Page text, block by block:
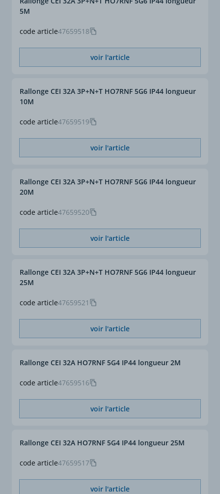
code article47659518
5M
voir l'article
code article47659519
Rallonge CEI 32A 3P+N+T HO7RNF 5G6 IP44 longueur
10M
voir l'article
code article47659520
Rallonge CEI 32A 3P+N+T HO7RNF 5G6 IP44 longueur
20M
voir l'article
code article47659521
Rallonge CEI 32A 3P+N+T HO7RNF 5G6 IP44 longueur
25M
voir l'article
code article47659516
Rallonge CEI 32A HO7RNF 5G4 IP44 longueur 2M
voir l'article
code article47659517
Rallonge CEI 32A HO7RNF 5G4 IP44 longueur 25M
voir l'article